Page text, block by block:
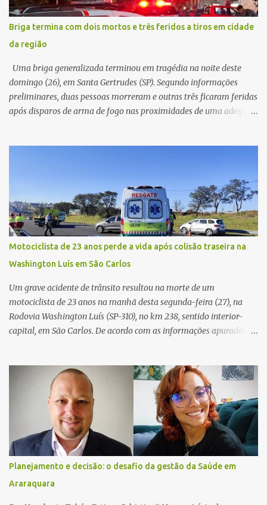
pelas imediações, mas não conseguiu localizar o veículo.
Conforme o boletim, um menino de aproximadamente 10 anos
relatou ter visto a Spin passando pelo local fazendo um forte ruído,
característica compatível com o problema mecânico que o veículo
já apresentava antes do furto. O carro possui seguro e, segundo a
v...
Briga termina com dois mortos e três feridos a tiros em cidade
da região
Uma briga generalizada terminou em tragédia na noite deste
domingo (26), em Santa Gertrudes (SP). Segundo informações
preliminares, duas pessoas morreram e outras três ficaram feridas
após disparos de arma de fogo nas proximidades de uma adega. O
diversos disparos. Duas vítimas morreram ainda no local. Outras
três pessoas foram baleadas e socorridas. Até o momento, não
foram divulgadas informações oficiais sobre o estado de saúde dos
feridos. Equipes da Polícia Militar de Santa Gertrudes atenderam a
ocorrência e isolaram a área para o trabalho da perícia. Até a
última atualização, nenhum suspeito havia sido preso. A Polícia
Civil investigará a motivação da briga, a autoria dos disparos e as
circunstâncias do crime. A ocorrência segue em anda...
Motociclista de 23 anos perde a vida após colisão traseira na
Washington Luís em São Carlos
Um grave acidente de trânsito resultou na morte de um
motociclista de 23 anos na manhã desta segunda-feira (27), na
Rodovia Washington Luís (SP-310), no km 238, sentido interior-
capital, em São Carlos. De acordo com as informações apuradas no
veículo, o trânsito estava lento e congestionado devido a obras
realizadas na rodovia, momento em que ocorreu o impacto. Com
a violência da colisão, o motociclista foi arremessado ao solo.
Testemunhas relataram que o capacete teria se desprendido
durante o acidente. O jovem sofreu ferimentos gravíssimos e
morreu ainda no local. Equipes de resgate e de atendimento da
concessionária responsável pela rodovia foram acionadas e
realizaram a sinalização da via, além de prestarem socorro à
vítima. No entanto, o óbito foi constatado ainda no local do
acidente. A Polícia Militar Rodoviária compareceu para o registro
Planejamento e decisão: o desafio da gestão da Saúde em
Araraquara